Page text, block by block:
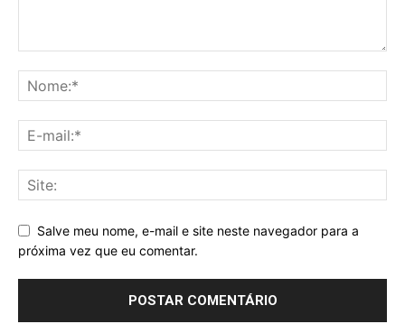
Salve meu nome, e-mail e site neste navegador para a
próxima vez que eu comentar.